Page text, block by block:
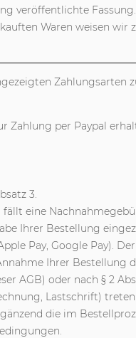
veröffentlichte Fassung.
Waren weisen wir
Zahlungsarten
Zahlung per Paypal
3.
eine
Ihrer Bestellung
Pay, Google Pay).
Ihrer Bestellung
AGB) oder nach § 2
Lastschrift)
die im